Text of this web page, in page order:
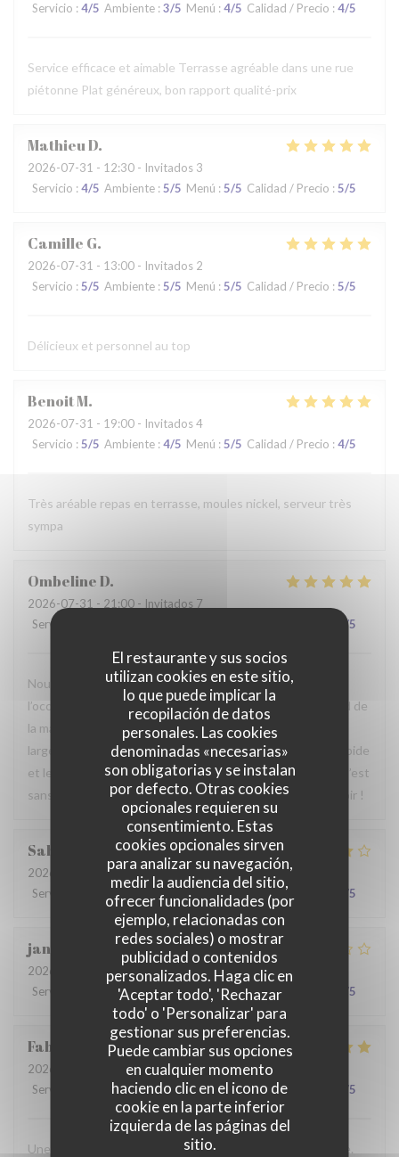
El restaurante y sus socios
utilizan cookies en este sitio,
lo que puede implicar la
recopilación de datos
personales. Las cookies
denominadas «necesarias»
son obligatorias y se instalan
por defecto. Otras cookies
opcionales requieren su
consentimiento. Estas
cookies opcionales sirven
para analizar su navegación,
medir la audiencia del sitio,
ofrecer funcionalidades (por
ejemplo, relacionadas con
redes sociales) o mostrar
publicidad o contenidos
personalizados. Haga clic en
'Aceptar todo', 'Rechazar
todo' o 'Personalizar' para
gestionar sus preferencias.
Puede cambiar sus opciones
en cualquier momento
haciendo clic en el icono de
cookie en la parte inferior
izquierda de las páginas del
sitio.
Servicio : 4/5 Ambiente : 3/5 Menú : 4/5 Calidad / Precio : 4/5
Service efficace et aimable Terrasse agréable dans une rue
piétonne Plat généreux, bon rapport qualité-prix
MathieuD
2026-07-31 - 12:30 - Invitados 3
Servicio : 4/5 Ambiente : 5/5 Menú : 5/5 Calidad / Precio : 5/5
Camille G
2026-07-31 - 13:00 - Invitados 2
Servicio : 5/5 Ambiente : 5/5 Menú : 5/5 Calidad / Precio : 5/5
Délicieux et personnel au top
BenoitM
2026-07-31 - 19:00 - Invitados 4
Servicio : 5/5 Ambiente : 4/5 Menú : 5/5 Calidad / Precio : 4/5
Très aréable repas en terrasse, moules nickel, serveur très
sympa
OmbelineD
2026-07-31 - 21:00 - Invitados 7
Servicio
/5
Nous avons passé un agréable moment en famille. Ce fut
l’occasion, pour certains d’entre nous, de découvrir le Nord de
la manière la plus authentique qui soit. Le repas était
largement à la hauteur de nos attentes, le service était rapide
et le personnel particulièrement agréable et accueillant. C’est
sans hésiter que nous reviendrons. Au plaisir de vous revoir !
Sabrina
2026-07-25
- 21:00 - Invitados 2
Servicio
Ambiente 4 Menú : 4/5 Calidad / Precio /5
jan
2026-07-28
- 19:30 - Invitados 2
Servicio
Ambiente: 3/5 Menú : 3/5 Calidad / Precio /5
Fabrice
2026-07-19
- 12:00 - Invitados 3
Servicio
Ambiente: 5/5 Menú :4 /5 Calidad / Precio /5
Une table sympathique avec son atmosphère authentique.